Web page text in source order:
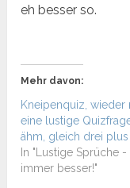
eh besser so.
Mehr davon:
Kneipenquiz, wieder
eine lustige
ähm, gleich drei plus
In "Lustige Sprüche -
immer besser!"